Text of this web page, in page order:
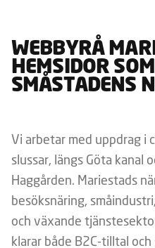
WEBBYRÅ
HEMSIDOR
SMÅSTADENS
Vi arbetar med uppdrag i
slussar, längs Göta kanal
Haggården. Mariestads
besöksnäring,
och växande
klarar både B2C-tilltal